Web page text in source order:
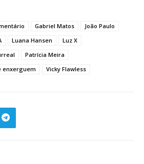
Gabriel Matos
João Paulo
Luana Hansen
Luz X
Patrícia Meira
enxerguem
Vicky Flawless